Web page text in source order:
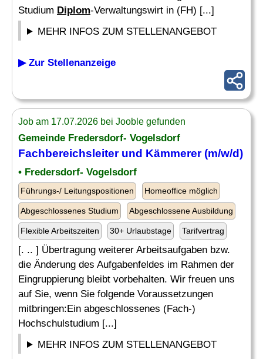
Studium Diplom-Verwaltungswirt in (FH) [...]
MEHR INFOS ZUM STELLENANGEBOT
▶ Zur Stellenanzeige
Job am 17.07.2026 bei Jooble gefunden
Gemeinde Fredersdorf- Vogelsdorf
Fachbereichsleiter und Kämmerer (m/w/d)
• Fredersdorf- Vogelsdorf
Führungs-/ Leitungspositionen Homeoffice möglich
Abgeschlossenes Studium Abgeschlossene Ausbildung
Flexible Arbeitszeiten 30+ Urlaubstage Tarifvertrag
[. .. ] Übertragung weiterer Arbeitsaufgaben bzw.
die Änderung des Aufgabenfeldes im Rahmen der
Eingruppierung bleibt vorbehalten. Wir freuen uns
auf Sie, wenn Sie folgende Voraussetzungen
mitbringen:Ein abgeschlossenes (Fach-)
Hochschulstudium [...]
MEHR INFOS ZUM STELLENANGEBOT